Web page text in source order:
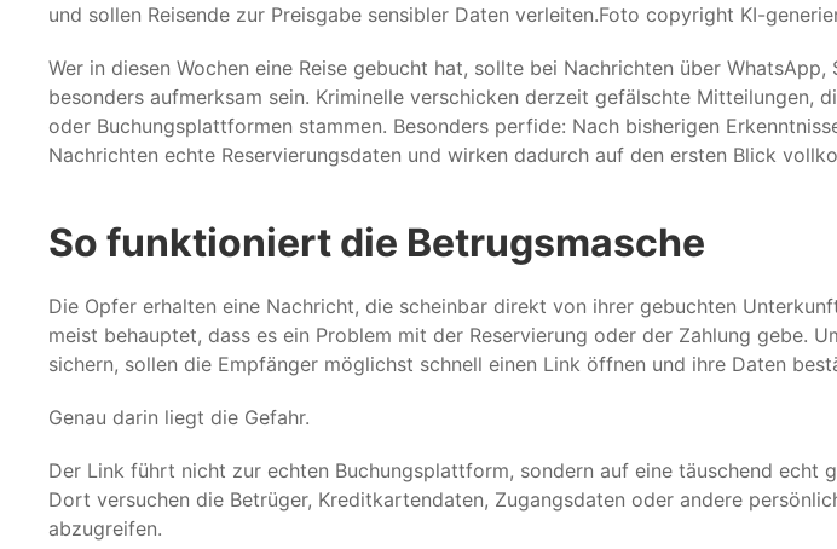
und sollen Reisende zur Preisgabe sensibler Daten verleiten.Foto copyright KI-
Wer in diesen Wochen eine Reise gebucht hat, sollte bei Nachrichten über WhatsApp,
besonders aufmerksam sein. Kriminelle verschicken derzeit gefälschte Mitteilungen,
oder Buchungsplattformen stammen. Besonders perfide: Nach bisherigen
Nachrichten echte Reservierungsdaten und wirken dadurch auf den ersten Blick
So funktioniert die Betrugsmasche
Die Opfer erhalten eine Nachricht, die scheinbar direkt von ihrer gebuchten
meist behauptet, dass es ein Problem mit der Reservierung oder der Zahlung gebe.
sichern, sollen die Empfänger möglichst schnell einen Link öffnen und ihre Daten
Genau darin liegt die Gefahr.
Der Link führt nicht zur echten Buchungsplattform, sondern auf eine täuschend echt
Dort versuchen die Betrüger, Kreditkartendaten, Zugangsdaten oder andere
abzugreifen.